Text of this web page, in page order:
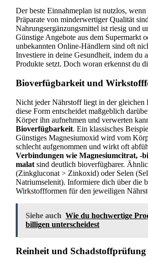
Der beste Einnahmeplan ist nutzlos,
Präparate von minderwertiger Qualität
Nahrungsergänzungsmittel ist riesig und
Günstige Angebote aus dem Supermarkt
unbekannten Online-Händlern sind oft
Investiere in deine Gesundheit, indem du
Produkte setzt. Doch woran erkennst du
Bioverfügbarkeit und
Nicht jeder Nährstoff liegt in der gleichen
diese Form entscheidet maßgeblich
Körper ihn aufnehmen und verwerten
Bioverfügbarkeit. Ein klassisches
Günstiges Magnesiumoxid wird vom
schlecht aufgenommen und wirkt oft
Verbindungen wie Magnesiumcitrat, -
malat sind deutlich bioverfügbarer.
(Zinkgluconat > Zinkoxid) oder Selen
Natriumselenit). Informiere dich über die
Wirkstoffformen für den jeweiligen
Siehe auch Wie du hochwertige
billigen unterscheidest
Reinheit und Schadstoffprüfung